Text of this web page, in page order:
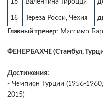
16 Валентина Тироцци
18 Тереза Росси, Чехия
Главный тренер: Массимо
ФЕНЕРБАХЧЕ (Стамбул,
Достижения:
- Чемпион Турции (1956-
2015)